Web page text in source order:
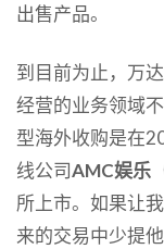
出售产品。
到目前为止，万
经营的业务领域
型海外收购是在
线公司AMC娱乐
所上市。如果让
来的交易中少提